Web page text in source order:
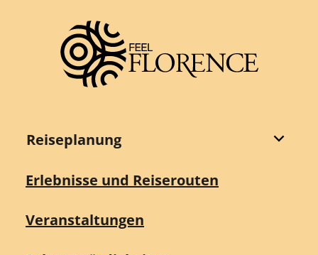
Reiseplanung
Erlebnisse und Reiserouten
Veranstaltungen